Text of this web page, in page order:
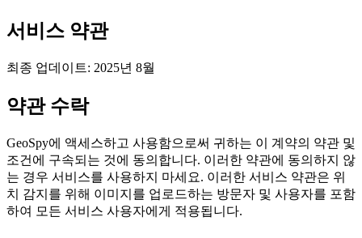
서비스 약관
최종 업데이트: 2025년 8월
약관 수락
GeoSpy에 액세스하고 사용함으로써 귀하는 이 계약의 약관 및
조건에 구속되는 것에 동의합니다. 이러한 약관에 동의하지 않
는 경우 서비스를 사용하지 마세요. 이러한 서비스 약관은 위
치 감지를 위해 이미지를 업로드하는 방문자 및 사용자를 포함
하여 모든 서비스 사용자에게 적용됩니다.